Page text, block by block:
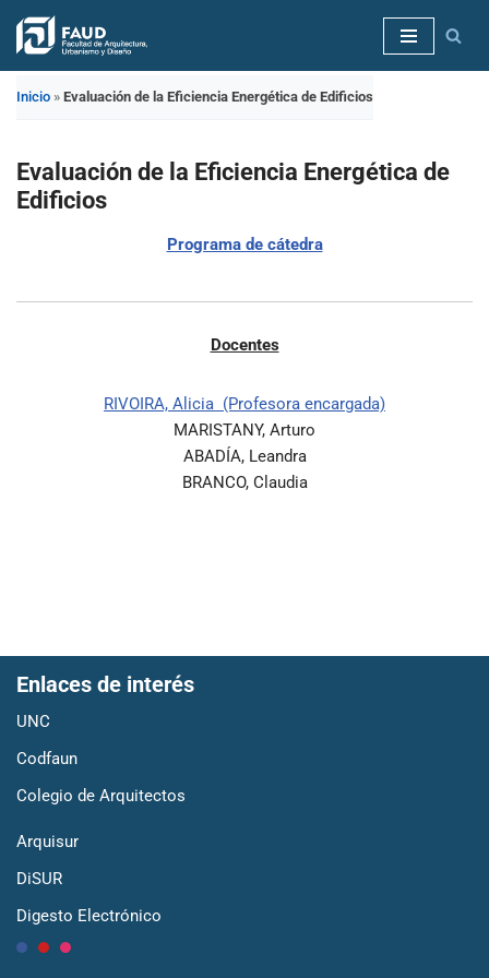
Saltar
Inicio » Evaluación de la Eficiencia Energética de Edificios
Evaluación de la Eficiencia Energética de
Edificios
Programa de cátedra
Docentes
RIVOIRA, Alicia (Profesora encargada)
MARISTANY, Arturo
ABADÍA, Leandra
BRANCO, Claudia
Enlaces de interés
UNC
Codfaun
Colegio de Arquitectos
Arquisur
DiSUR
Digesto Electrónico